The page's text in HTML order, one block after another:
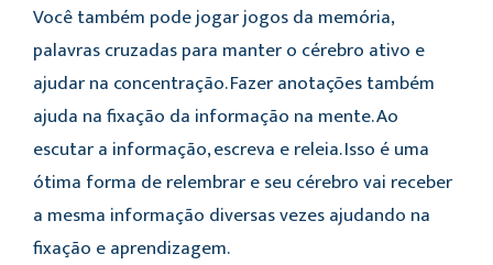
Você também pode jogar jogos da memória,
palavras cruzadas para manter o cérebro ativo e
ajudar na concentração. Fazer anotações também
ajuda na fixação da informação na mente. Ao
escutar a informação, escreva e releia. Isso é uma
ótima forma de relembrar e seu cérebro vai receber
a mesma informação diversas vezes ajudando na
fixação e aprendizagem.